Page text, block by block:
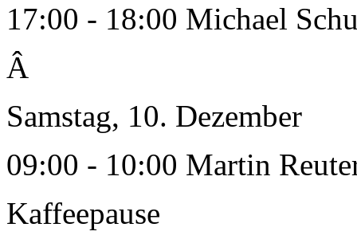
17:00 - 18:00 Michael
Â
Samstag, 10. Dezember
09:00 - 10:00 Martin
Kaffeepause